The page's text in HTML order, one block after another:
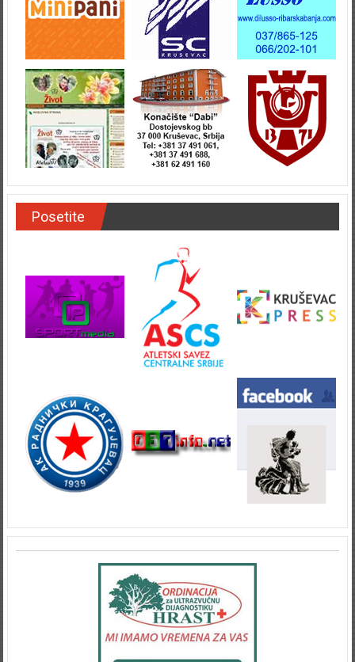
Posetite